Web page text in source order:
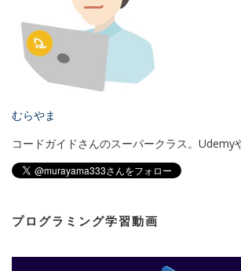
むらやま
コードガイドさんのスーパークラス。Udemy
プログラミング学習動画